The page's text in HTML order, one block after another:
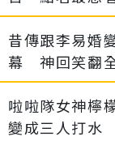
昔傳跟李易婚
幕 神回笑翻
啦啦隊女神檸
變成三人打水